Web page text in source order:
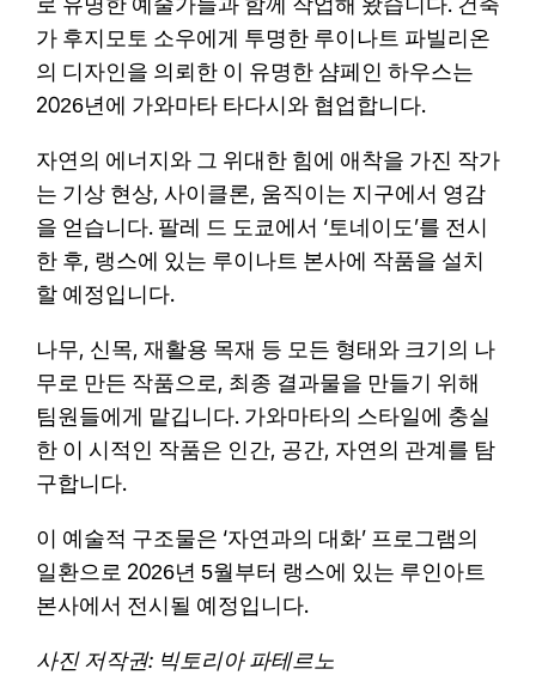
로 유명한 예술가들과 함께 작업해 왔습니다. 건축
가 후지모토 소우에게 투명한 루이나트 파빌리온
의 디자인을 의뢰한 이 유명한 샴페인 하우스는
2026년에 가와마타 타다시와 협업합니다.
자연의 에너지와 그 위대한 힘에 애착을 가진 작가
는 기상 현상, 사이클론, 움직이는 지구에서 영감
을 얻습니다. 팔레 드 도쿄에서 ‘토네이도’를 전시
한 후, 랭스에 있는 루이나트 본사에 작품을 설치
할 예정입니다.
나무, 신목, 재활용 목재 등 모든 형태와 크기의 나
무로 만든 작품으로, 최종 결과물을 만들기 위해
팀원들에게 맡깁니다. 가와마타의 스타일에 충실
한 이 시적인 작품은 인간, 공간, 자연의 관계를 탐
구합니다.
이 예술적 구조물은 ‘자연과의 대화’ 프로그램의
일환으로 2026년 5월부터 랭스에 있는 루인아트
본사에서 전시될 예정입니다.
사진 저작권: 빅토리아 파테르노